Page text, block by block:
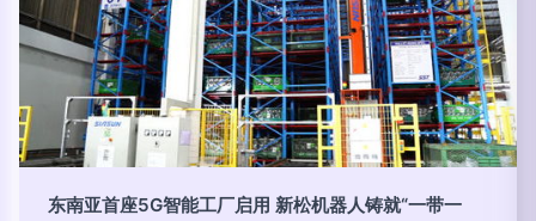
东南亚首座5G智能工厂启用 新松机器人铸就“一带一